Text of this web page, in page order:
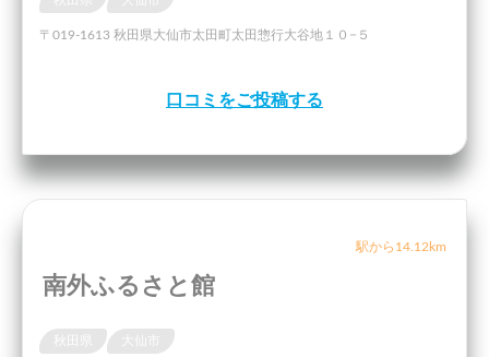
〒019-1613 秋田県大仙市太田町太田惣行大谷地１０−５
口コミをご投稿する
駅から14.12km
南外ふるさと館